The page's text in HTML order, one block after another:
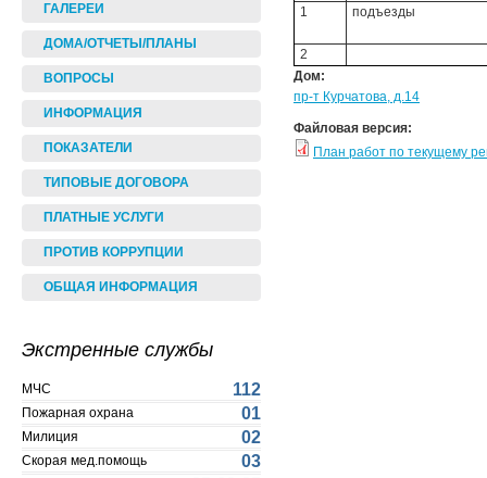
ГАЛЕРЕИ
ДОМА/ОТЧЕТЫ/ПЛАНЫ
ВОПРОСЫ
ИНФОРМАЦИЯ
ПОКАЗАТЕЛИ
ТИПОВЫЕ ДОГОВОРА
ПЛАТНЫЕ УСЛУГИ
ПРОТИВ КОРРУПЦИИ
ОБЩАЯ ИНФОРМАЦИЯ
Экстренные службы
МЧС 112
Пожарная охрана 01
Милиция 02
Скорая мед.помощь 03
1
подъезды
2
Дом:
пр-т Курчатова, д.14
Файловая версия:
План работ по текущему